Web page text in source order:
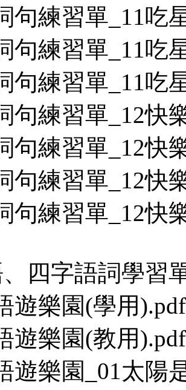
句練習單_11吃
句練習單_11吃
句練習單_11吃
句練習單_12快
句練習單_12快
句練習單_12快
句練習單_12快
四字語詞學習
遊樂園(學用).pdf
遊樂園(教用).pdf
遊樂園_01太陽